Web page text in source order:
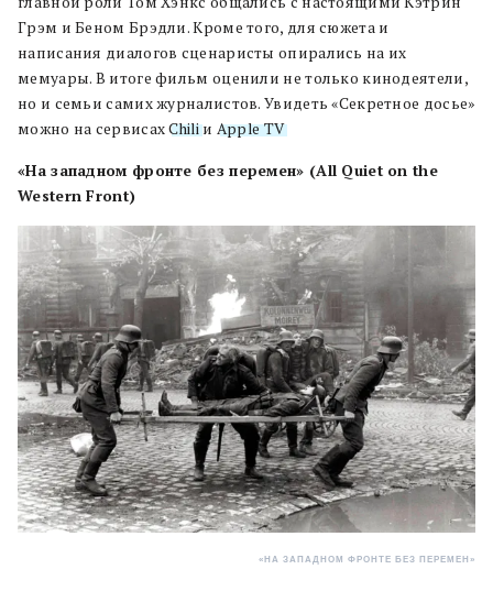
Грэм и Беном Брэдли. Кроме того, для сюжета и
написания диалогов сценаристы опирались на их
мемуары. В итоге фильм оценили не только кинодеятели,
но и семьи самих журналистов. Увидеть «Секретное досье»
можно на сервисахChiliи Apple TV.
«На западном фронте без перемен» (All Quiet on the
Western Front)
«НА ЗАПАДНОМ ФРОНТЕ БЕЗ ПЕРЕМЕН»